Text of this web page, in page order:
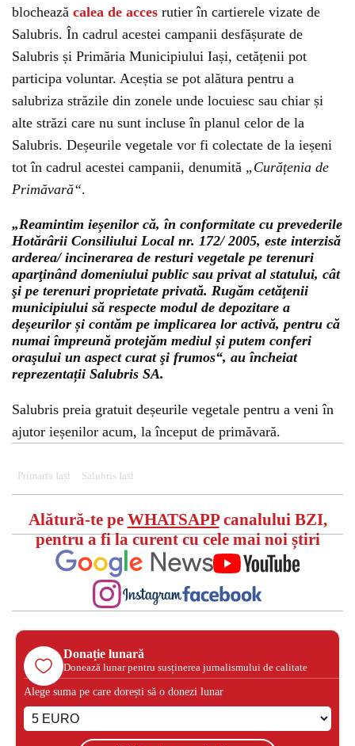
blochează calea de acces rutier în cartierele vizate de
Salubris. În cadrul acestei campanii desfășurate de
Salubris și Primăria Municipiului Iași, cetățenii pot
participa voluntar. Aceștia se pot alătura pentru a
salubriza străzile din zonele unde locuiesc sau chiar și
alte străzi care nu sunt incluse în planul celor de la
Salubris. Deșeurile vegetale vor fi colectate de la ieșeni
tot în cadrul acestei campanii, denumită „Curățenia de
Primăvară“.
„Reamintim ieșenilor că, în conformitate cu prevederile
Hotărârii Consiliului Local nr. 172/ 2005, este interzisă
arderea/ incinerarea de resturi vegetale pe terenuri
aparţinând domeniului public sau privat al statului, cât
şi pe terenuri proprietate privată. Rugăm cetăţenii
municipiului să respecte modul de depozitare a
deșeurilor și contăm pe implicarea lor activă, pentru că
numai împreună protejăm mediul și putem conferi
oraşului un aspect curat şi frumos“, au încheiat
reprezentații Salubris SA.
Salubris preia gratuit deșeurile vegetale pentru a veni în
ajutor ieșenilor acum, la început de primăvară.
Primaria Iași Salubris Iasi
Alătură-te pe WHATSAPPcanalului BZI,
pentru a fi la curent cu cele mai noi știri
Donație lunară
Donează lunar pentru susținerea jurnalismului de calitate
Alege suma pe care dorești să o donezi lunar